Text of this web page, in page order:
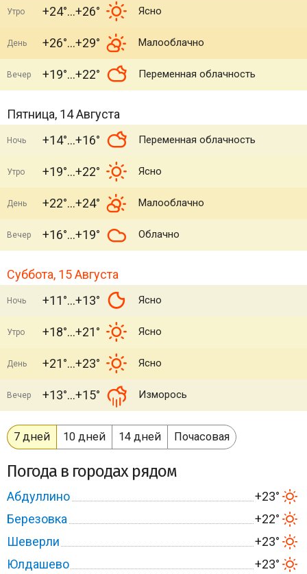
Утро +24° +26° Ясно
День +26° +29° Малооблачно
Вечер +19° +22° Переменная облачность
Пятница, 14 Августа
Ночь +14° +16° Переменная облачность
Утро +19° +22° Ясно
День +22° +24° Малооблачно
Вечер +16° +19° Облачно
Суббота, 15 Августа
Ночь +11° +13° Ясно
Утро +18° +21° Ясно
День +21° +23° Ясно
Вечер +13° +15° Изморось
7 дней 10 дней 14 дней Почасовая
Погода в городах рядом
Абдуллино
+23°
Березовка
+22°
Шеверли
+23°
Юлдашево
+23°